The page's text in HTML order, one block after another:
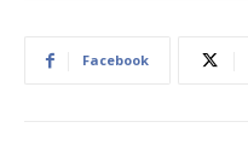
Facebook